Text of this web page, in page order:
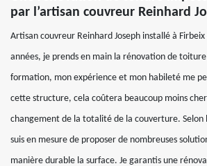
par l’artisan couvreur Reinhard
Artisan couvreur Reinhard Joseph installé à
années, je prends en main la rénovation de
formation, mon expérience et mon habileté me
cette structure, cela coûtera beaucoup moins
changement de la totalité de la couverture. Selon
suis en mesure de proposer de nombreuses
manière durable la surface. Je garantis une